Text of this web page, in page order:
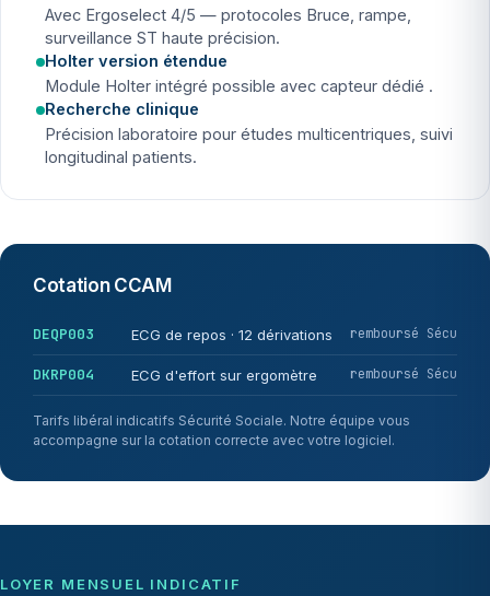
Avec Ergoselect 4/5 — protocoles Bruce, rampe,
surveillance ST haute précision.
Holter version étendue
Module Holter intégré possible avec capteur dédié .
Recherche clinique
Précision laboratoire pour études multicentriques, suivi
longitudinal patients.
Cotation CCAM
DEQP003 ECG de repos · 12 dérivations remboursé Sécu
DKRP004 ECG d'effort sur ergomètre remboursé Sécu
Tarifs libéral indicatifs Sécurité Sociale. Notre équipe vous
accompagne sur la cotation correcte avec votre logiciel.
LOYER MENSUEL INDICATIF